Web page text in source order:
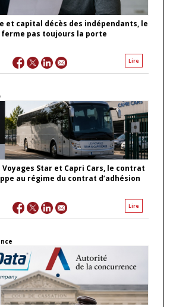
et capital décès des indépendants, le
ferme pas toujours la porte
Lire
Voyages Star et Capri Cars, le contrat
au régime du contrat d’adhésion
Lire